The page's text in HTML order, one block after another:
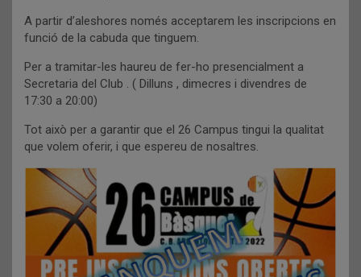
A partir d’aleshores només acceptarem les inscripcions en
funció de la cabuda que tinguem.
Per a tramitar-les haureu de fer-ho presencialment a
Secretaria del Club . ( Dilluns , dimecres i divendres de
17:30 a 20:00)
Tot això per a garantir que el 26 Campus tingui la qualitat
que volem oferir, i que espereu de nosaltres.